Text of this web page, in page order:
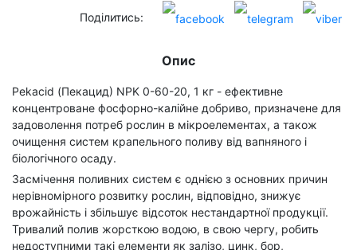
Поділитись:
Опис
Pekacid (Пекацид) NPK 0-60-20, 1 кг - ефективне
концентроване фосфорно-калійне добриво, призначене для
задоволення потреб рослин в мікроелементах, а також
очищення систем крапельного поливу від вапняного і
біологічного осаду.
Засмічення поливних систем є однією з основних причин
нерівномірного розвитку рослин, відповідно, знижує
врожайність і збільшує відсоток нестандартної продукції.
Тривалий полив жорсткою водою, в свою чергу, робить
недоступними такі елементи як залізо, цинк, бор,